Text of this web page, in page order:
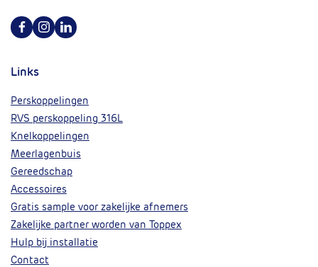
Volg ons op Facebook
Volg ons op Instagram
Volg ons op Linkedin
Links
Perskoppelingen
RVS perskoppeling 316L
Knelkoppelingen
Meerlagenbuis
Gereedschap
Accessoires
Gratis sample voor zakelijke afnemers
Zakelijke partner worden van Toppex
Hulp bij installatie
Contact